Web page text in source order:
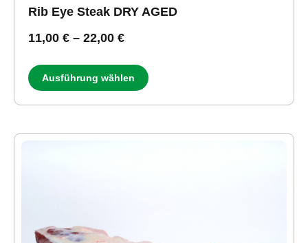
Rib Eye Steak DRY AGED
11,00 € – 22,00 €
Ausführung wählen